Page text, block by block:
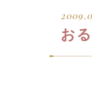
お